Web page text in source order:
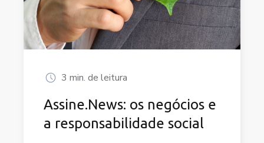
3 min. de leitura
Assine.News: os negócios e
a responsabilidade social